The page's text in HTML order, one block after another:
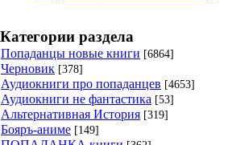
Категории раздела
Попаданцы новые книги [6864]
Черновик [378]
Аудиокниги про попаданцев [4653]
Аудиокниги не фантастика [53]
Альтернативная История [319]
Бояръ-аниме [149]